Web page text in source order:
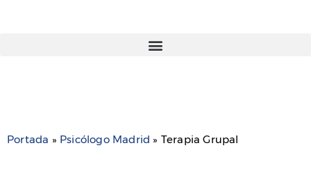
Portada » Psicólogo Madrid » Terapia Grupal